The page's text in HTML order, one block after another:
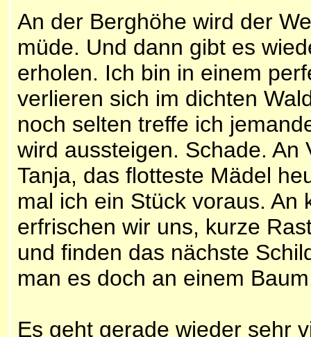
An der Berghöhe wird der
müde. Und dann gibt es
erholen. Ich bin in einem
verlieren sich im dichten
noch selten treffe ich
wird aussteigen. Schade.
Tanja, das flotteste Mädel
mal ich ein Stück voraus. An
erfrischen wir uns, kurze
und finden das nächste
man es doch an einem
Es geht gerade wieder sehr